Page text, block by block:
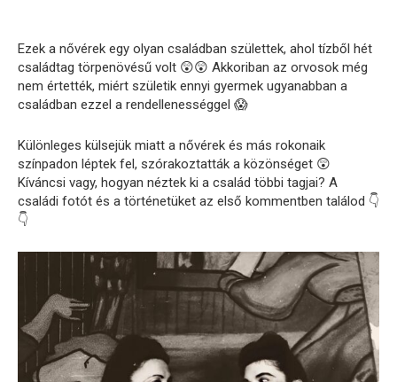
Ezek a nővérek egy olyan családban születtek, ahol tízből hét
családtag törpenövésű volt 😲😲 Akkoriban az orvosok még
nem értették, miért születik ennyi gyermek ugyanabban a
családban ezzel a rendellenességgel 😱
Különleges külsejük miatt a nővérek és más rokonaik
színpadon léptek fel, szórakoztatták a közönséget 😲
Kíváncsi vagy, hogyan néztek ki a család többi tagjai? A
családi fotót és a történetüket az első kommentben találod 👇
👇